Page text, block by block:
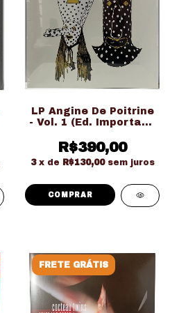
LP Angine De Poitrine
- Vol. 1 (Ed. Importado
R$390,00
3 x de R$130,00 sem juros
FRETE GRÁTIS